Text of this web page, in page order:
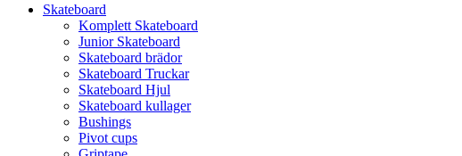
Skateboard
Komplett Skateboard
Junior Skateboard
Skateboard brädor
Skateboard Truckar
Skateboard Hjul
Skateboard kullager
Bushings
Pivot cups